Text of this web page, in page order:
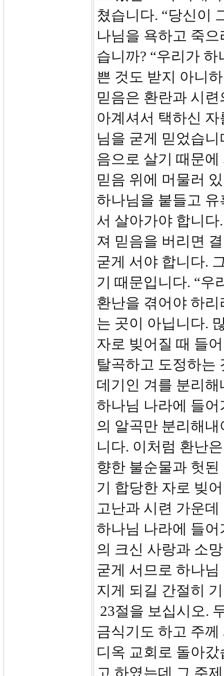
쳤습니다. “당신이
나님을 욕하고 죽
습니까? “우리가
쁜 것도 받지 아니
믿음은 환란과 시
아계셔서 택하신
님을 굳게 믿었습
음으로 살기 때문
믿음 위에 머물러
하나님을 붙들고
서 살아가야 합니
져 믿음을 버리면
굳게 서야 합니다.
기 때문입니다. “우
환난을 겪어야 하
는 곳이 아닙니다.
자로 빚어질 때 들
탈곡하고 도정하는
데기인 겨를 분리
하나님 나라에 들
의 알곡만 분리해
니다. 이처럼 환난
향한 불순물과 헛
기 합당한 자로 빚
고난과 시련 가운
하나님 나라에 들
의 크신 사랑과 소
굳게 서므로 하나
지게 되길 간절히
23절을 보십시오.
금식기도 하고 주
디옥 교회로 돌아
고 하였는데 그 주